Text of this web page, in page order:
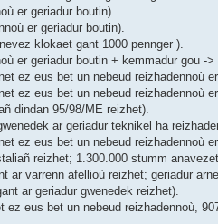
er geriadur boutin).
er geriadur boutin).
klokaet gant 1000 pennger ).
er geriadur boutin + kemmadur gou ->
ez eus bet un nebeud reizhadennoù
ez eus bet un nebeud reizhadennoù
dindan 95/98/ME reizhet).
ar geriadur teknikel ha
ez eus bet un nebeud reizhadennoù
reizhet; 1.300.000 stumm
ar varrenn afellioù reizhet; geriadur
ar geriadur gwenedek reizhet).
ez eus bet un nebeud reizhadennoù,